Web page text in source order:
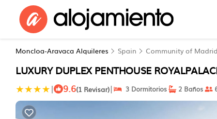
Moncloa-Aravaca Alquileres Spain Community of Madrid
LUXURY DUPLEX PENTHOUSE
| 9.6(1 Revisar)| 3 Dormitorios 2 Baños